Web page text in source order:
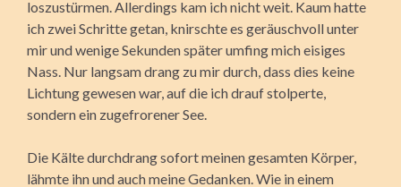
loszustürmen. Allerdings kam ich nicht weit. Kaum hatte
ich zwei Schritte getan, knirschte es geräuschvoll unter
mir und wenige Sekunden später umfing mich eisiges
Nass. Nur langsam drang zu mir durch, dass dies keine
Lichtung gewesen war, auf die ich drauf stolperte,
sondern ein zugefrorener See.
Die Kälte durchdrang sofort meinen gesamten Körper,
lähmte ihn und auch meine Gedanken. Wie in einem